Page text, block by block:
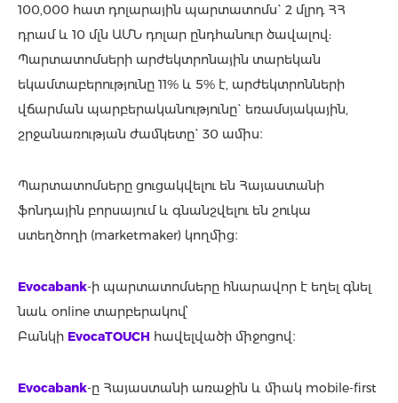
100,000 հատ դոլարային պարտատոմս` 2 մլրդ ՀՀ
դրամ և 10 մլն ԱՄՆ դոլար ընդհանուր ծավալով:
Պարտատոմսերի արժեկտրոնային տարեկան
եկամտաբերությունը 11% և 5% է, արժեկտրոնների
վճարման պարբերականությունը` եռամսյակային,
շրջանառության ժամկետը` 30 ամիս։
Պարտատոմսերը ցուցակվելու են Հայաստանի
ֆոնդային բորսայում և գնանշվելու են շուկա
ստեղծողի (marketmaker) կողմից։
Evocabank-ի պարտատոմսերը հնարավոր է եղել գնել
նաև online տարբերակով՝
Բանկի EvocaTOUCH հավելվածի միջոցով։
Evocabank-ը Հայաստանի առաջին և միակ mobile-first